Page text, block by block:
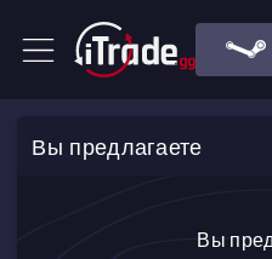
Вы предлагаете
Вы